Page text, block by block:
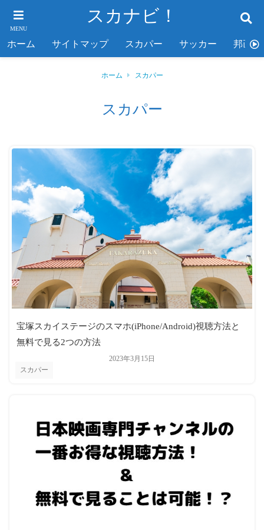
MENU
スカナビ！
ホーム サイトマップ スカパー サッカー 邦画
ホーム スカパー
スカパー
スカパー
2023年3月15日
宝塚スカイステージのスマホ(iPhone/Android)視聴方法と
無料で見る2つの方法